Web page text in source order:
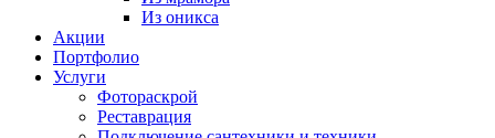
Из оникса
Акции
Портфолио
Услуги
Фотораскрой
Реставрация